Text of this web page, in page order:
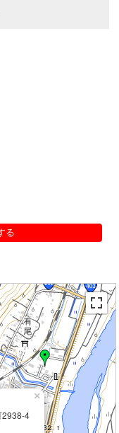
る
2938-4
×